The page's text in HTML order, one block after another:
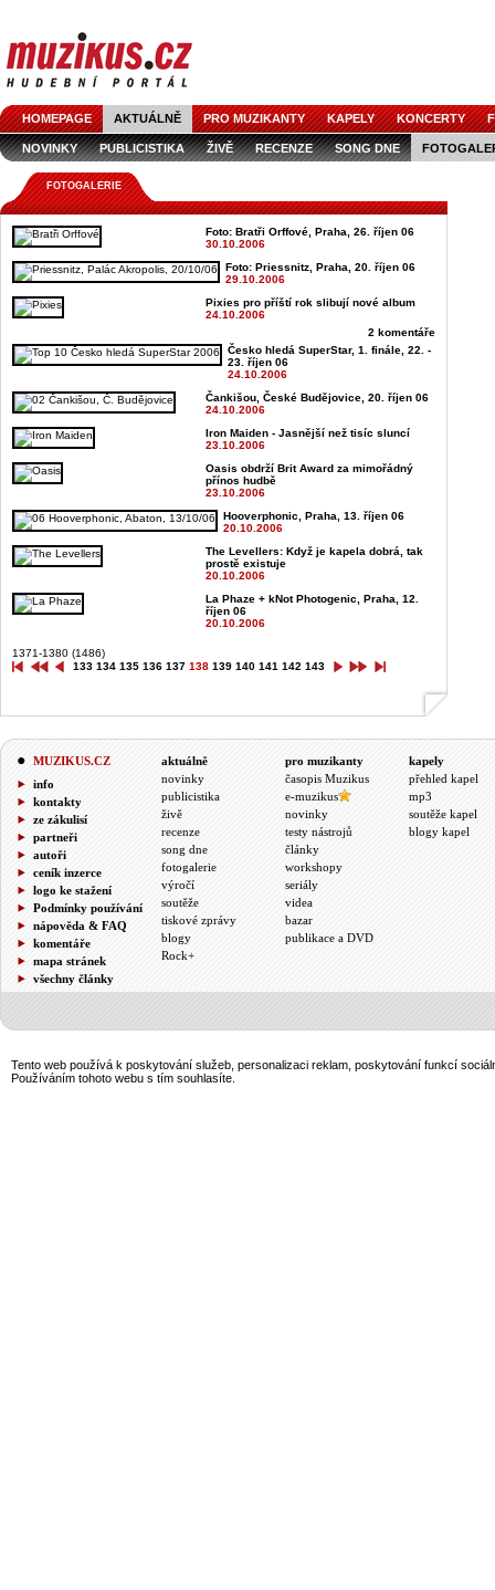
HOMEPAGE AKTUÁLNĚ PRO MUZIKANTY KAPELY KONCERTY
NOVINKY PUBLICISTIKA ŽIVĚ RECENZE SONG DNE
FOTOGALERIE
Foto: Bratři Orffové, Praha, 26. říjen 06
30.10.2006
Foto: Priessnitz, Praha, 20. říjen 06
29.10.2006
Pixies pro příští rok slibují nové album
24.10.2006
2 komentáře
Česko hledá SuperStar, 1. finále, 22. -
23. říjen 06
24.10.2006
Čankišou, České Budějovice, 20. říjen 06
24.10.2006
Iron Maiden - Jasnější než tisíc sluncí
23.10.2006
Oasis obdrží Brit Award za mimořádný
přínos hudbě
23.10.2006
Hooverphonic, Praha, 13. říjen 06
20.10.2006
The Levellers: Když je kapela dobrá, tak
prostě existuje
20.10.2006
La Phaze + kNot Photogenic, Praha, 12.
říjen 06
20.10.2006
1371-1380 (1486)
133 134 135 136 137 138 139 140 141 142 143
MUZIKUS.CZ
info
kontakty
ze zákulisí
partneři
autoři
ceník inzerce
logo ke stažení
Podmínky používání
nápověda & FAQ
komentáře
mapa stránek
všechny články
aktuálně
novinky
publicistika
živě
recenze
song dne
fotogalerie
výročí
soutěže
tiskové zprávy
blogy
Rock+
pro muzikanty
časopis Muzikus
e-muzikus
novinky
testy nástrojů
články
workshopy
seriály
videa
bazar
publikace a DVD
kapely
přehled kapel
mp3
soutěže kapel
blogy kapel
Tento web používá k poskytování služeb, personalizaci reklam, poskytování funkcí
Používáním tohoto webu s tím souhlasíte.